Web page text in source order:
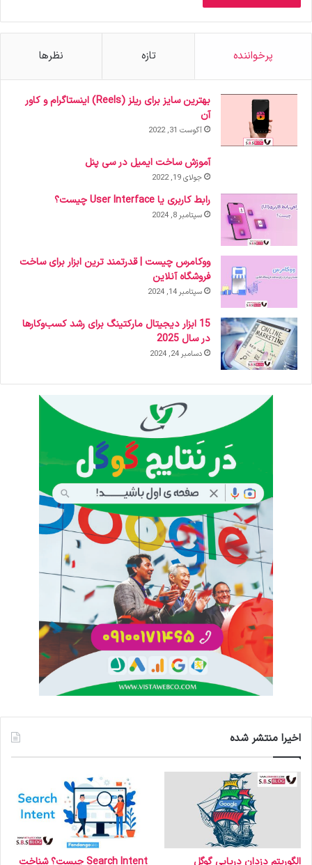
پرخواننده تازه نظرها
بهترین سایز برای ریلز (Reels) اینستاگرام و کاور
آن
آگوست 31, 2022
آموزش ساخت ایمیل در سی پنل
جولای 19, 2022
رابط کاربری یا User Interface چیست؟
سپتامبر 8, 2024
ووکامرس چیست | قدرتمند ترین ابزار برای ساخت
فروشگاه آنلاین
سپتامبر 14, 2024
15 ابزار دیجیتال مارکتینگ برای رشد کسب‌وکارها
در سال 2025
دسامبر 24, 2024
اخیرا منتشر شده
الگوریتم دزدان دریایی گوگل
Search Intent چیست؟ شناخت